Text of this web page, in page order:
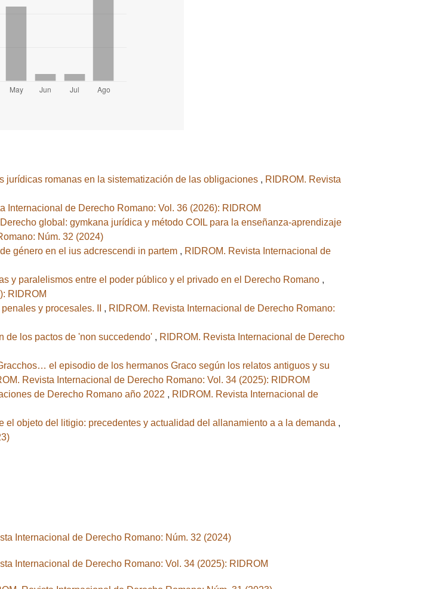
jurídicas romanas en la sistematización de las obligaciones , RIDROM. Revista
Internacional de Derecho Romano: Vol. 36 (2026): RIDROM
Derecho global: gymkana jurídica y método COIL para la enseñanza-aprendizaje
Núm. 32 (2024)
género en el ius adcrescendi in partem , RIDROM. Revista Internacional de
y paralelismos entre el poder público y el privado en el Derecho Romano ,
RIDROM
y procesales. II , RIDROM. Revista Internacional de Derecho Romano:
de los pactos de 'non succedendo' , RIDROM. Revista Internacional de Derecho
el episodio de los hermanos Graco según los relatos antiguos y su
Revista Internacional de Derecho Romano: Vol. 34 (2025): RIDROM
de Derecho Romano año 2022 , RIDROM. Revista Internacional de
el objeto del litigio: precedentes y actualidad del allanamiento a a la demanda ,
Internacional de Derecho Romano: Núm. 32 (2024)
Internacional de Derecho Romano: Vol. 34 (2025): RIDROM